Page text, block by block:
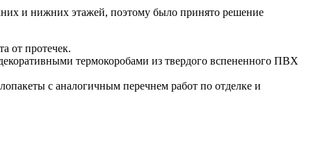
и нижних этажей, поэтому было принято решение
от протечек.
термокоробами из твердого вспененного ПВХ
с аналогичным перечнем работ по отделке и